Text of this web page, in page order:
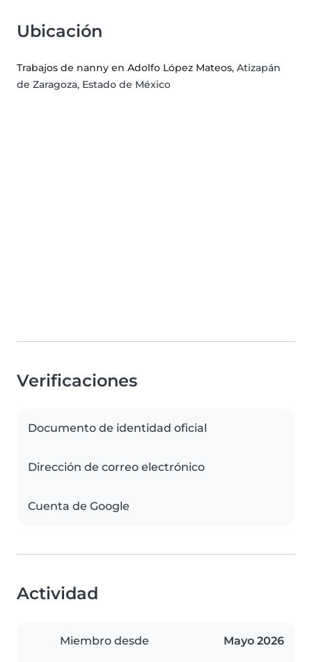
Ubicación
Trabajos de nanny en Adolfo López Mateos, Atizapán
de Zaragoza, Estado de México
Verificaciones
Documento de identidad oficial
Dirección de correo electrónico
Cuenta de Google
Actividad
Miembro desde Mayo 2026